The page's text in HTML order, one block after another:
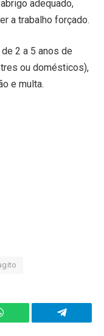
adequado,
a trabalho forçado.
2 a 5 anos de
ou domésticos),
e multa.
Telegram